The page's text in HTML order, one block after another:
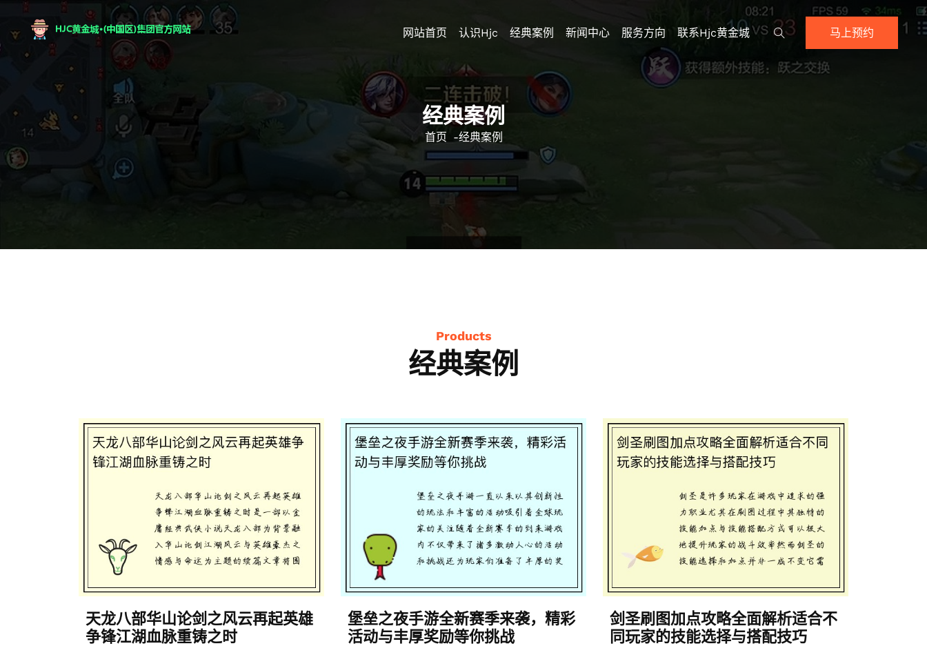
网站首页 认识hjc 经典案例 新闻中心 服务方向 联系hjc黄金城 马上预约
经典案例
首页 -经典案例
Products
经典案例
天龙八部华山论剑之风云再起英雄
争锋江湖血脉重铸之时
堡垒之夜手游全新赛季来袭，精彩
活动与丰厚奖励等你挑战
剑圣刷图加点攻略全面解析适合不
同玩家的技能选择与搭配技巧